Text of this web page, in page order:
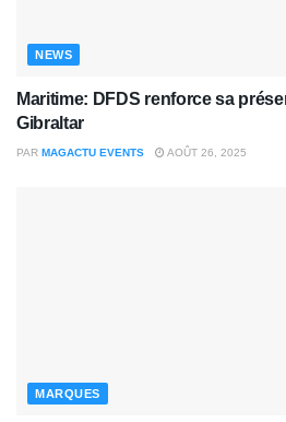
NEWS
Maritime: DFDS renforce sa
Gibraltar
PAR MAGACTU EVENTS AOÛT 26, 2025
MARQUES